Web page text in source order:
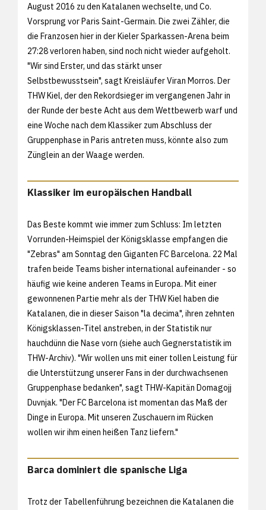
August 2016 zu den Katalanen wechselte, und Co.
Vorsprung vor Paris Saint-Germain. Die zwei Zähler, die
die Franzosen hier in der Kieler Sparkassen-Arena beim
27:28 verloren haben, sind noch nicht wieder aufgeholt.
"Wir sind Erster, und das stärkt unser
Selbstbewusstsein", sagt Kreisläufer Viran Morros. Der
THW Kiel, der den Rekordsieger im vergangenen Jahr in
der Runde der beste Acht aus dem Wettbewerb warf und
eine Woche nach dem Klassiker zum Abschluss der
Gruppenphase in Paris antreten muss, könnte also zum
Zünglein an der Waage werden.
Klassiker im europäischen Handball
Das Beste kommt wie immer zum Schluss: Im letzten
Vorrunden-Heimspiel der Königsklasse empfangen die
"Zebras" am Sonntag den Giganten FC Barcelona. 22 Mal
trafen beide Teams bisher international aufeinander - so
häufig wie keine anderen Teams in Europa. Mit einer
gewonnenen Partie mehr als der THW Kiel haben die
Katalanen, die in dieser Saison "la decima", ihren zehnten
Königsklassen-Titel anstreben, in der Statistik nur
hauchdünn die Nase vorn (siehe auch Gegnerstatistik im
THW-Archiv). "Wir wollen uns mit einer tollen Leistung für
die Unterstützung unserer Fans in der durchwachsenen
Gruppenphase bedanken", sagt THW-Kapitän Domagojj
Duvnjak. "Der FC Barcelona ist momentan das Maß der
Dinge in Europa. Mit unseren Zuschauern im Rücken
wollen wir ihm einen heißen Tanz liefern."
Barca dominiert die spanische Liga
Trotz der Tabellenführung bezeichnen die Katalanen die